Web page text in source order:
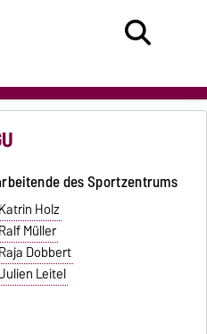
des Sportzentrums
Katrin Holz
Ralf Müller
Raja Dobbert
Leitel